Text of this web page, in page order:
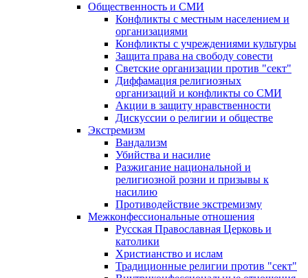
Общественность и СМИ
Конфликты с местным населением и
организациями
Конфликты с учреждениями культуры
Защита права на свободу совести
Светские организации против "сект"
Диффамация религиозных
организаций и конфликты со СМИ
Акции в защиту нравственности
Дискуссии о религии и обществе
Экстремизм
Вандализм
Убийства и насилие
Разжигание национальной и
религиозной розни и призывы к
насилию
Противодействие экстремизму
Межконфессиональные отношения
Русская Православная Церковь и
католики
Христианство и ислам
Традиционные религии против "сект"